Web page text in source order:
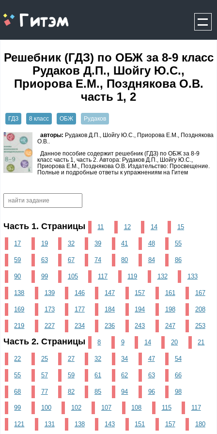
gitem.me
Решебник (ГДЗ) по ОБЖ за 8‐9 класс
Рудаков Д.П., Шойгу Ю.С.,
Приорова Е.М., Позднякова О.В.
часть 1, 2
ГДЗ 8 класс ОБЖ Рудаков
авторы: Рудаков Д.П., Шойгу Ю.С., Приорова Е.М., Позднякова
О.В..
Данное пособие содержит решебник (ГДЗ) по ОБЖ за 8‐9
класс часть 1, часть 2. Автора: Рудаков Д.П., Шойгу Ю.С.,
Приорова Е.М., Позднякова О.В. Издательство: Просвещение.
Полные и подробные ответы к упражнениям на Гитем
Часть 1. Страницы 11 12 14 15
17 19 32 39 41 48 55
59 63 67 74 80 84 86
90 99 105 117 119 132 133
138 139 146 147 157 161 167
169 173 177 184 194 198 208
219 227 234 236 243 247 253
Часть 2. Страницы 8 9 14 20 21
22 25 27 32 34 47 54
55 57 59 61 62 63 66
68 77 82 85 94 96 98
99 100 102 107 108 115 117
121 131 138 143 151 157 180